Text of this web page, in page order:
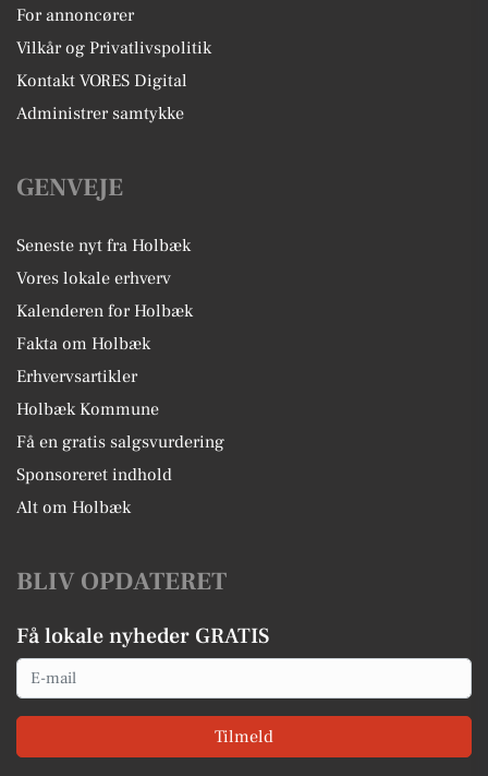
For annoncører
Vilkår og Privatlivspolitik
Kontakt VORES Digital
Administrer samtykke
GENVEJE
Seneste nyt fra Holbæk
Vores lokale erhverv
Kalenderen for Holbæk
Fakta om Holbæk
Erhvervsartikler
Holbæk Kommune
Få en gratis salgsvurdering
Sponsoreret indhold
Alt om Holbæk
BLIV OPDATERET
Få lokale nyheder GRATIS
Email
Tilmeld